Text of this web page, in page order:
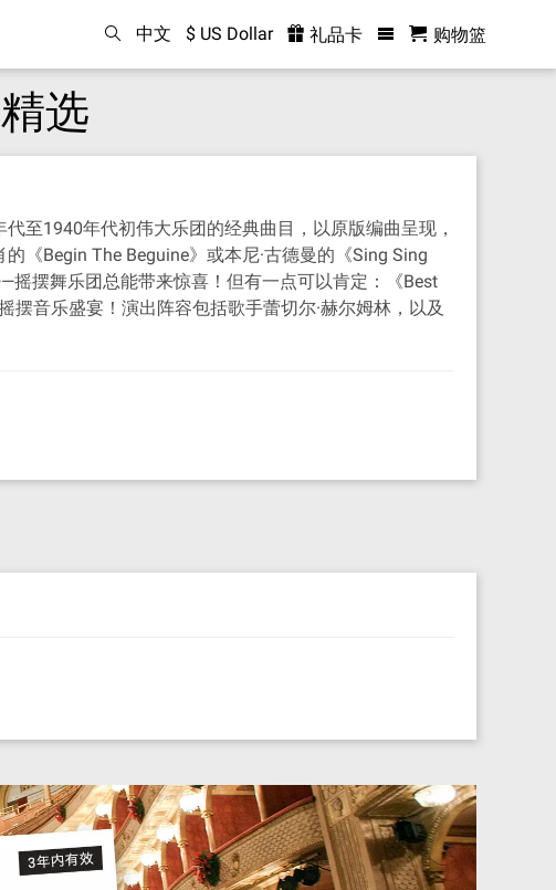
中文 $ US Dollar 礼品卡 购物篮
选
至1940年代初伟大乐团的经典曲目，以原版编曲呈现，
《Begin The Beguine》或本尼·古德曼的《Sing Sing
摆舞乐团总能带来惊喜！但有一点可以肯定：《Best
音乐盛宴！演出阵容包括歌手蕾切尔·赫尔姆林，以及